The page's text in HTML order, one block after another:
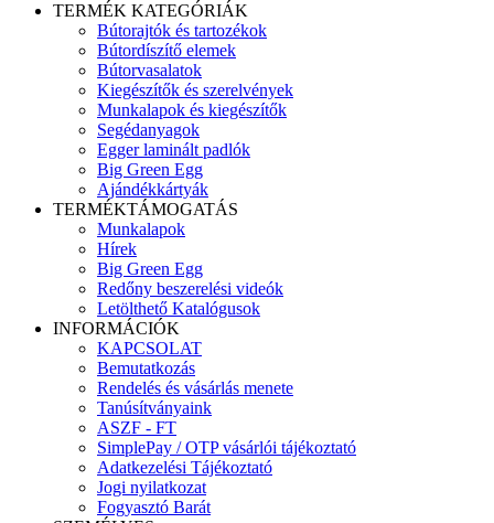
TERMÉK KATEGÓRIÁK
Bútorajtók és tartozékok
Bútordíszítő elemek
Bútorvasalatok
Kiegészítők és szerelvények
Munkalapok és kiegészítők
Segédanyagok
Egger laminált padlók
Big Green Egg
Ajándékkártyák
TERMÉKTÁMOGATÁS
Munkalapok
Hírek
Big Green Egg
Redőny beszerelési videók
Letölthető Katalógusok
INFORMÁCIÓK
KAPCSOLAT
Bemutatkozás
Rendelés és vásárlás menete
Tanúsítványaink
ASZF - FT
SimplePay / OTP vásárlói tájékoztató
Adatkezelési Tájékoztató
Jogi nyilatkozat
Fogyasztó Barát